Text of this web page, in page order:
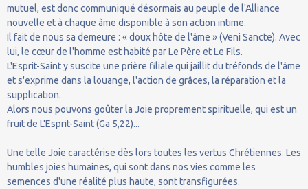
mutuel, est donc communiqué désormais au peuple de l'Alliance
nouvelle et à chaque âme disponible à son action intime.
Il fait de nous sa demeure : « doux hôte de l'âme » (Veni Sancte). Avec
lui, le cœur de l'homme est habité par Le Père et Le Fils.
L'Esprit-Saint y suscite une prière filiale qui jaillit du tréfonds de l'âme
et s'exprime dans la louange, l'action de grâces, la réparation et la
supplication.
Alors nous pouvons goûter la Joie proprement spirituelle, qui est un
fruit de L'Esprit-Saint (Ga 5,22)...
Une telle Joie caractérise dès lors toutes les vertus Chrétiennes. Les
humbles joies humaines, qui sont dans nos vies comme les
semences d'une réalité plus haute, sont transfigurées.